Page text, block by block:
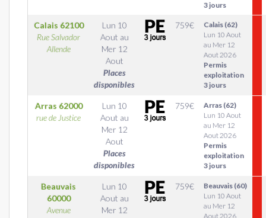
3 jours
Calais 62100
Rue Salvador
Allende
Lun 10
Aout au
Mer 12
Aout
Places
disponibles
759€
Calais (62)
Lun 10 Aout
au Mer 12
Aout 2026
Permis
exploitation
3 jours
Arras 62000
rue de Justice
Lun 10
Aout au
Mer 12
Aout
Places
disponibles
759€
Arras (62)
Lun 10 Aout
au Mer 12
Aout 2026
Permis
exploitation
3 jours
Beauvais
60000
Avenue
Lun 10
Aout au
Mer 12
759€
Beauvais (60)
Lun 10 Aout
au Mer 12
Aout 2026